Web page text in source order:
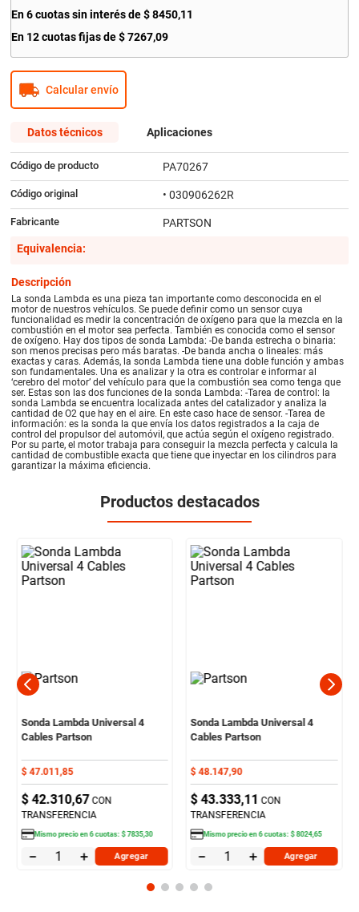
En 6 cuotas sin interés de$ 8450,11
En 12 cuotas fijas de $ 7267,09
Calcular envío
Datos técnicos Aplicaciones
Código de producto PA70267
Código original • 030906262R
Fabricante
PARTSON
Equivalencia:
Descripción
La sonda Lambda es una pieza tan importante como desconocida en el
motor de nuestros vehículos. Se puede definir como un sensor cuya
funcionalidad es medir la concentración de oxígeno para que la mezcla en la
combustión en el motor sea perfecta. También es conocida como el sensor
de oxígeno. Hay dos tipos de sonda Lambda: -De banda estrecha o binaria:
son menos precisas pero más baratas. -De banda ancha o lineales: más
exactas y caras. Además, la sonda Lambda tiene una doble función y ambas
son fundamentales. Una es analizar y la otra es controlar e informar al
‘cerebro del motor’ del vehículo para que la combustión sea como tenga que
ser. Estas son las dos funciones de la sonda Lambda: -Tarea de control: la
sonda Lambda se encuentra localizada antes del catalizador y analiza la
cantidad de O2 que hay en el aire. En este caso hace de sensor. -Tarea de
información: es la sonda la que envía los datos registrados a la caja de
control del propulsor del automóvil, que actúa según el oxígeno registrado.
Por su parte, el motor trabaja para conseguir la mezcla perfecta y calcula la
cantidad de combustible exacta que tiene que inyectar en los cilindros para
garantizar la máxima eficiencia.
Productos destacados
Sonda Lambda Universal 4
Cables Partson
$ 47.011 ,85
$ 42.310,67 CON
TRANSFERENCIA
Mismo precio en6cuotas:$ 7835,30
＋
－ Agregar
Sonda Lambda Universal 4
Cables Partson
$ 48.147,90
$ 43.333,11 CON
TRANSFERENCIA
Mismo precio en6cuotas:$ 8024,65
＋
－ Agregar